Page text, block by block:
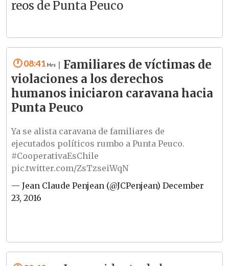
reos de Punta Peuco
08:41
Familiares de víctimas de
violaciones a los derechos
humanos iniciaron caravana hacia
Punta Peuco
Ya se alista caravana de familiares de
ejecutados políticos rumbo a Punta Peuco.
#CooperativaEsChile
pic.twitter.com/ZsTzseiWqN
— Jean Claude Penjean (@JCPenjean)December
23, 2016